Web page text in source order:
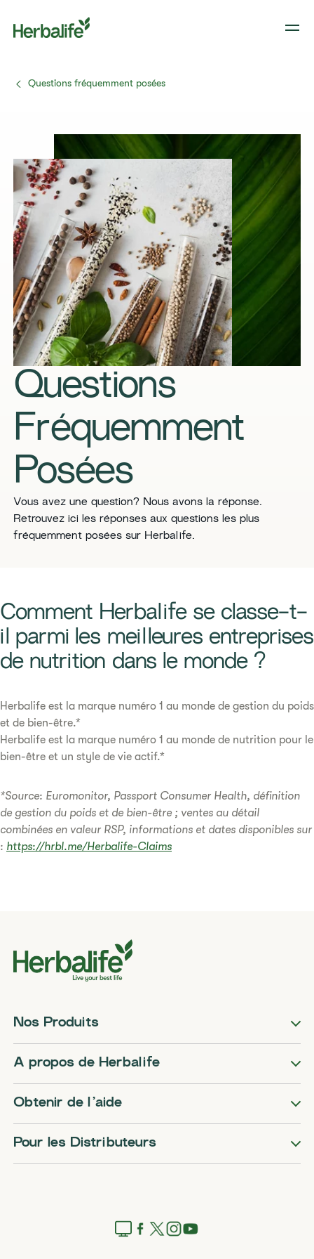
Questions fréquemment posées
Questions
Fréquemment
Posées
Vous avez une question? Nous avons la réponse.
Retrouvez ici les réponses aux questions les plus
fréquemment posées sur Herbalife.​
Comment Herbalife se classe-t-
il parmi les meilleures entreprises
de nutrition dans le monde ?
Herbalife est la marque numéro 1 au monde de gestion du poids
et de bien-être.*
Herbalife est la marque numéro 1 au monde de nutrition pour le
bien-être et un style de vie actif.*
*Source: Euromonitor, Passport Consumer Health, définition
de gestion du poids et de bien-être ; ventes au détail
combinées en valeur RSP, informations et dates disponibles sur
: https://hrbl.me/Herbalife-Claims
Nos Produits
A propos de Herbalife
Obtenir de l’aide
Pour les Distributeurs